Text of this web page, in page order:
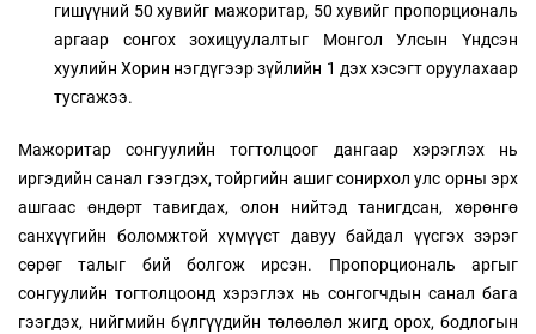
гишүүний 50 хувийг мажоритар, 50 хувийг пропорциональ
аргаар сонгох зохицуулалтыг Монгол Улсын Үндсэн
хуулийн Хорин нэгдүгээр зүйлийн 1 дэх хэсэгт оруулахаар
тусгажээ.
Мажоритар сонгуулийн тогтолцоог дангаар хэрэглэх нь
иргэдийн санал гээгдэх, тойргийн ашиг сонирхол улс орны эрх
ашгаас өндөрт тавигдах, олон нийтэд танигдсан, хөрөнгө
санхүүгийн боломжтой хүмүүст давуу байдал үүсгэх зэрэг
сөрөг талыг бий болгож ирсэн. Пропорциональ аргыг
сонгуулийн тогтолцоонд хэрэглэх нь сонгогчдын санал бага
гээгдэх, нийгмийн бүлгүүдийн төлөөлөл жигд орох, бодлогын